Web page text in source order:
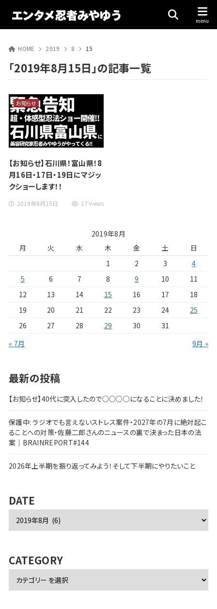
HOME 2019 8 15
「2019年8月15日」の記事一覧
【お知らせ】石川県！富山県！8
月16日・17日・19日にマジッ
クショーします！！
2019年8月15日
お知らせ
17 Views
2019年8月
月
火 水 木 金 土
日
1
2 3
4
5
6 7 8 9 10
11
12
13 14 15 16 17
18
19
20 21 22 23 24
25
26
27 28 29 30
31
« 7月
9月 »
最新の投稿
【お知らせ】40代に突入したので○○○○になることに決めました！
保護中: ラジオでも言えないストレス案件・2027年の7月に絶対起こ
ることへの対策・佐藤二郎さんのニュースの裏で決まった日本の法
案｜BRAINREPORT#144
2026年上半期を振り返ってみよう！そして下半期にやりたいこと
DATE
ブ
CATEGORY